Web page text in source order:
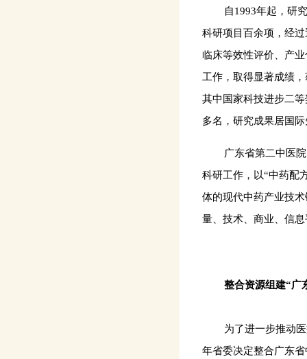
自1993年起，研
科研项目百余项，经
临床等效性评价、产
工作，取得显著成绩
其中国家科技进步二
多名，研究成果居国
广东省第二中医
科研工作，以“中药配
体的现代中药产业技
量、技术、商业、信
整合资源组建“广
为了进一步推动
年省委决定整合广东